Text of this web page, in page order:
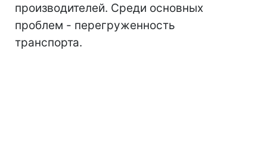
производителей. Среди основных
проблем - перегруженность
транспорта.